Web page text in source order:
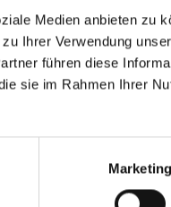
Medien anbieten zu
Ihrer Verwendung
führen diese
sie im Rahmen Ihrer
Marketing
mit einem